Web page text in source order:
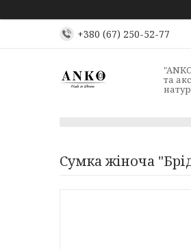
+380 (67) 250-52-77
та
Сумка жіноча